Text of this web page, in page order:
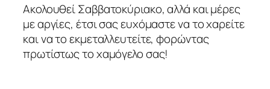
Ακολουθεί Σαββατοκύριακο, αλλά και μέρες
με αργίες, έτσι σας ευχόμαστε να το χαρείτε
και να το εκμεταλλευτείτε, φορώντας
πρωτίστως το χαμόγελο σας!